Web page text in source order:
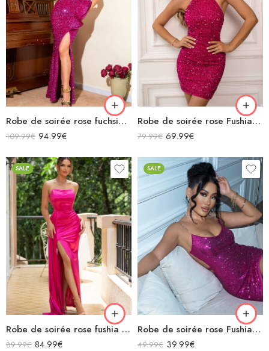
Robe de soirée rose fuchsia à paillettes bustier asymétrique manche longue fendue à volants
109.99€ 94.99€
Robe de soirée rose Fushia courte licou sans manches moulante à paillettes
79.99€ 69.99€
SALE
Robe de soirée rose fushia en satin longue bustier fendue
89.99€ 84.99€
SALE
Robe de soirée rose Fushia sexy à paillettes bretelles spaghettis argentée dos nu avec découpe
49.99€ 39.99€